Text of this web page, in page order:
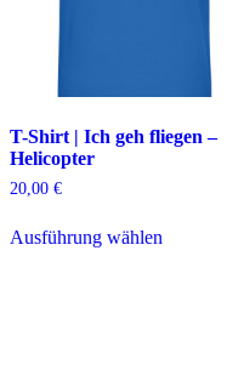
T-Shirt | Ich geh fliegen –
Helicopter
20,00 €
Ausführung wählenProdukt